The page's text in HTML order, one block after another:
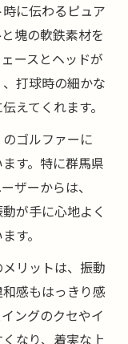
に伝わるピュア
塊の軟鉄素材を
ースとヘッドが
打球時の細かな
えてくれます。
ゴルファーに
す。特に群馬県
ザーからは、
が手に心地よく
す。
リットは、振動
感もはっきり感
ングのクセやイ
なり、着実な上